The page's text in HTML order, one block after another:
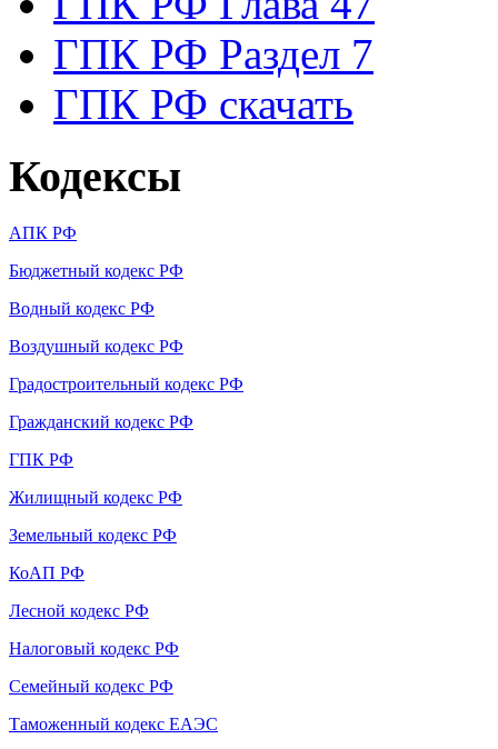
ГПК РФ Раздел 7
ГПК РФ скачать
Кодексы
АПК РФ
Бюджетный кодекс РФ
Водный кодекс РФ
Воздушный кодекс РФ
Градостроительный кодекс РФ
Гражданский кодекс РФ
ГПК РФ
Жилищный кодекс РФ
Земельный кодекс РФ
КоАП РФ
Лесной кодекс РФ
Налоговый кодекс РФ
Семейный кодекс РФ
Таможенный кодекс ЕАЭС